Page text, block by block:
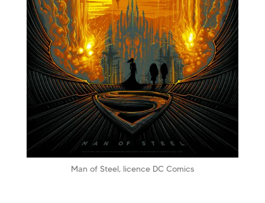
Man of Steel, licence DC Comics